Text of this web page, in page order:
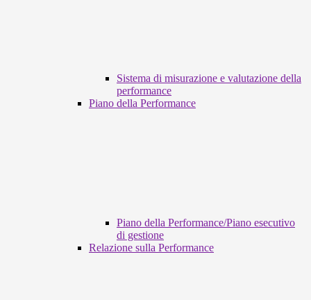
Sistema di misurazione e valutazione della
performance
Piano della Performance
Piano della Performance/Piano esecutivo
di gestione
Relazione sulla Performance